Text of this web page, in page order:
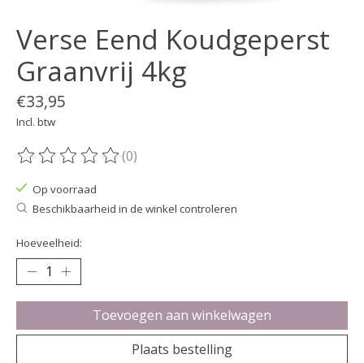
Verse Eend Koudgeperst
Graanvrij 4kg
€33,95
Incl. btw
De beoordeling van dit product is
(0)
Op voorraad
Beschikbaarheid in de winkel controleren
Hoeveelheid:
Toevoegen aan winkelwagen
Plaats bestelling